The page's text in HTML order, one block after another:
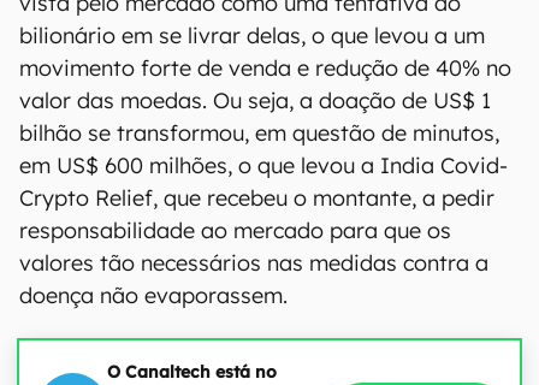
bilionário em se livrar delas, o que levou a um
movimento forte de venda e redução de 40% no
valor das moedas. Ou seja, a doação de US$ 1
bilhão se transformou, em questão de minutos,
em US$ 600 milhões, o que levou a India Covid-
Crypto Relief, que recebeu o montante, a pedir
responsabilidade ao mercado para que os
valores tão necessários nas medidas contra a
doença não evaporassem.
O Canaltech está no